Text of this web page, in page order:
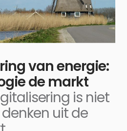
van energie:
de markt
is niet
uit de